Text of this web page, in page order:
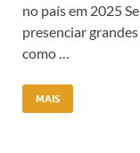
no país em 2025
presenciar
como …
MAIS